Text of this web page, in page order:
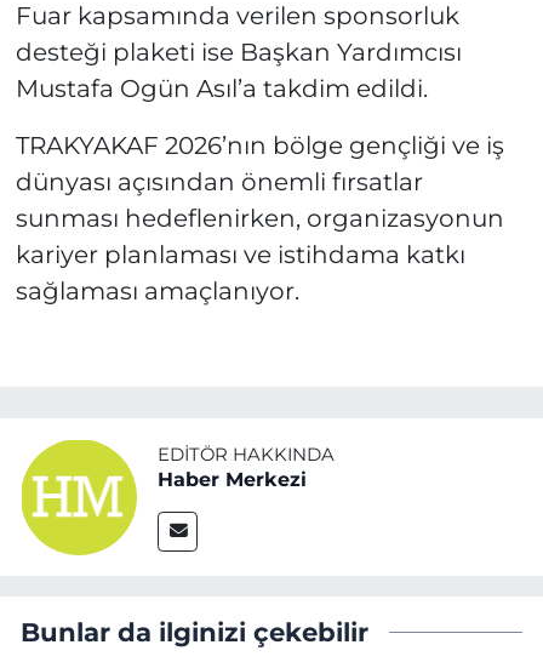
Fuar kapsamında verilen sponsorluk
desteği plaketi ise Başkan Yardımcısı
Mustafa Ogün Asıl’a takdim edildi.
TRAKYAKAF 2026’nın bölge gençliği ve iş
dünyası açısından önemli fırsatlar
sunması hedeflenirken, organizasyonun
kariyer planlaması ve istihdama katkı
sağlaması amaçlanıyor.
EDITÖR HAKKINDA
Haber Merkezi
Bunlar da ilginizi çekebilir